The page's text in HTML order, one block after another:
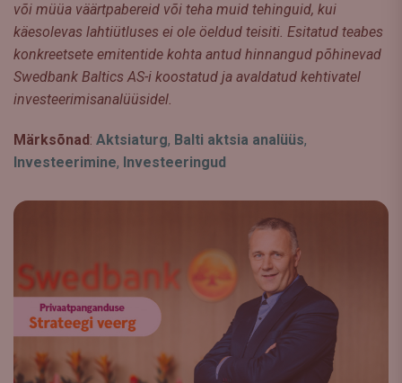
või müüa väärtpabereid või teha muid tehinguid, kui
käesolevas lahtiütluses ei ole öeldud teisiti. Esitatud teabes
konkreetsete emitentide kohta antud hinnangud põhinevad
Swedbank Baltics AS-i koostatud ja avaldatud kehtivatel
investeerimisanalüüsidel.
Märksõnad: Aktsiaturg, Balti aktsia analüüs,
Investeerimine, Investeeringud